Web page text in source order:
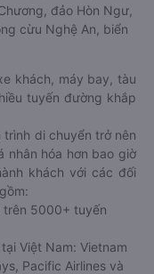
đảo Hòn Ngư,
cừu Nghệ An, biển
khách, máy bay, tàu
tuyến đường khắp
trình di chuyển trở nên
nhân hóa hơn bao giờ
khách với các đối
trên 5000+ tuyến
Việt Nam: Vietnam
Pacific Airlines và